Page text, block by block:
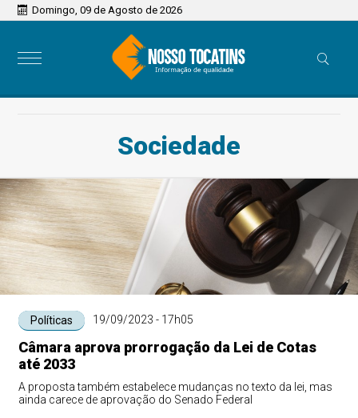
Domingo, 09 de Agosto de 2026
Sociedade
Políticas 19/09/2023 - 17h05
Câmara aprova prorrogação da Lei de Cotas
até 2033
A proposta também estabelece mudanças no texto da lei, mas
ainda carece de aprovação do Senado Federal